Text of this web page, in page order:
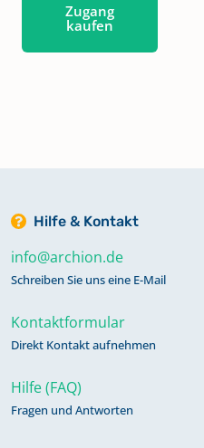
Zugang
kaufen
Hilfe & Kontakt
info@archion.de
Schreiben Sie uns eine E-Mail
Kontaktformular
Direkt Kontakt aufnehmen
Hilfe (FAQ)
Fragen und Antworten